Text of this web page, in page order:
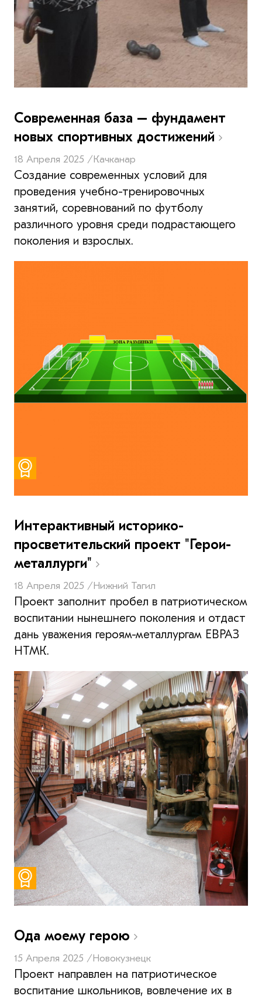
Современная база – фундамент
новых спортивных достижений
18 Апреля 2025 /Качканар
Создание современных условий для
проведения учебно-тренировочных
занятий, соревнований по футболу
различного уровня среди подрастающего
поколения и взрослых.
Интерактивный историко-
просветительский проект "Герои-
металлурги"
18 Апреля 2025 /Нижний Тагил
Проект заполнит пробел в патриотическом
воспитании нынешнего поколения и отдаст
дань уважения героям-металлургам ЕВРАЗ
НТМК.
Ода моему герою
15 Апреля 2025 /Новокузнецк
Проект направлен на патриотическое
воспитание школьников, вовлечение их в